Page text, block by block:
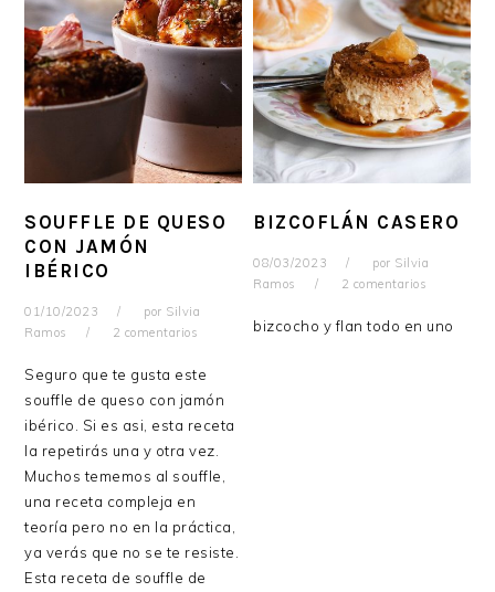
SOUFFLE DE QUESO
CON JAMÓN
IBÉRICO
01/10/2023 por Silvia
Ramos
2 comentarios
Seguro que te gusta este
souffle de queso con jamón
ibérico. Si es asi, esta receta
la repetirás una y otra vez.
Muchos tememos al souffle,
una receta compleja en
teoría pero no en la práctica,
ya verás que no se te resiste.
Esta receta de souffle de
BIZCOFLÁN CASERO
08/03/2023 por Silvia
Ramos
2 comentarios
bizcocho y flan todo en uno